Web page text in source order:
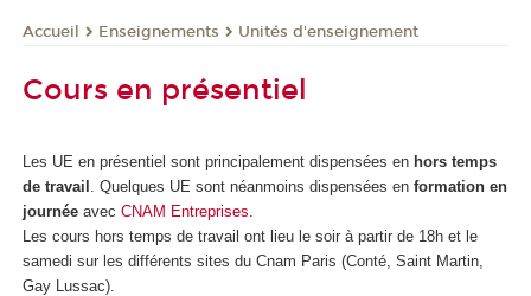
Accueil Enseignements Unités d'enseignement
Cours en présentiel
Les UE en présentiel sont principalement dispensées en hors temps
de travail . Quelques UE sont néanmoins dispensées en formation en
journée avec CNAM Entreprises
Les cours hors temps de travail ont lieu le soir à partir de 18h et le
samedi sur les différents sites du Cnam Paris (Conté, Saint Martin,
Gay Lussac).